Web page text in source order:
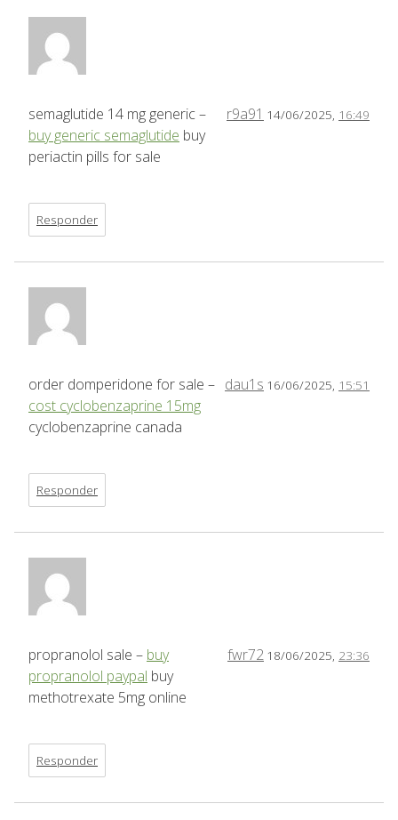
r9a91 14/06/2025, 16:49
semaglutide 14 mg generic –
buy generic semaglutide buy
periactin pills for sale
Responder
dau1s 16/06/2025, 15:51
order domperidone for sale –
cost cyclobenzaprine 15mg
cyclobenzaprine canada
Responder
fwr72 18/06/2025, 23:36
propranolol sale – buy
propranolol paypal buy
methotrexate 5mg online
Responder